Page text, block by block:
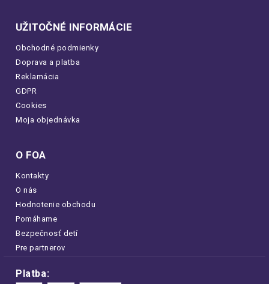
UŽITOČNÉ INFORMÁCIE
Obchodné podmienky
Doprava a platba
Reklamácia
GDPR
Cookies
Moja objednávka
O FOA
Kontakty
O nás
Hodnotenie obchodu
Pomáhame
Bezpečnosť detí
Pre partnerov
Platba: